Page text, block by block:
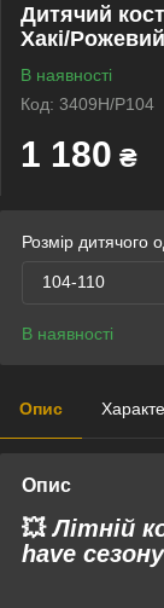
Дитячий
Хакі/Рожевий
В наявності
Код: 3409H/P104
1 180 ₴
Розмір дитячого
104-110
В наявності
Опис
Опис
💥Літній
have